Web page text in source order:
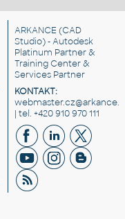
ARKANCE (CAD
Studio) - Autodesk
Platinum Partner &
Training Center &
Services Partner
KONTAKT:
| tel. +420 910 970 111